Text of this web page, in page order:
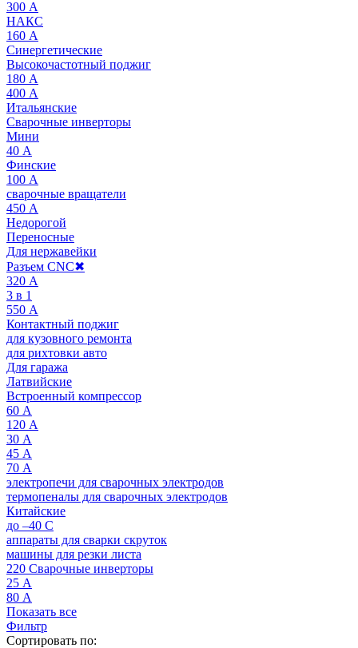
300 А
НАКС
160 А
Синергетические
Высокочастотный поджиг
180 А
400 А
Итальянские
Сварочные инверторы
Мини
40 А
Финские
100 А
сварочные вращатели
450 А
Недорогой
Переносные
Для нержавейки
Разъем CNC✖
320 А
3 в 1
550 А
Контактный поджиг
для кузовного ремонта
для рихтовки авто
Для гаража
Латвийские
Встроенный компрессор
60 А
120 А
30 А
45 А
70 А
электропечи для сварочных электродов
термопеналы для сварочных электродов
Китайские
до –40 C
аппараты для сварки скруток
машины для резки листа
220 Сварочные инверторы
25 А
80 А
Показать все
Фильтр
Сортировать по: